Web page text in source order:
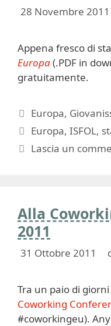
28 Novembre 2011
Appena fresco di
Europa(.PDF in
gratuitamente.
Categorie
Europa,
Tag
Europa,ISFOL,
Lascia un
Alla
2011
31 Ottobre 2011
Tra un paio di
Coworking
#coworkingeu).